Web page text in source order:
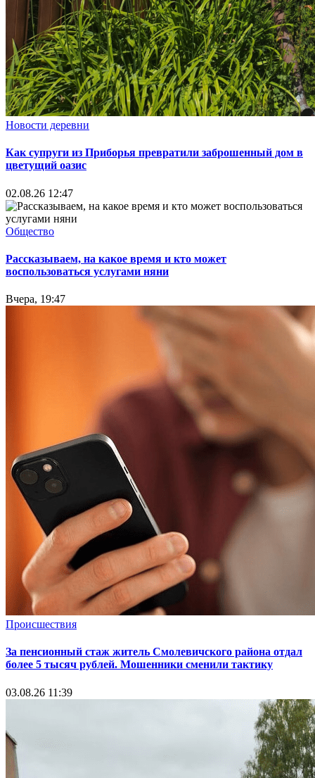
Новости деревни
Как супруги из Приборья превратили заброшенный дом в
цветущий оазис
02.08.26 12:47
Общество
Рассказываем, на какое время и кто может
воспользоваться услугами няни
Вчера, 19:47
Происшествия
За пенсионный стаж житель Смолевичского района отдал
более 5 тысяч рублей. Мошенники сменили тактику
03.08.26 11:39